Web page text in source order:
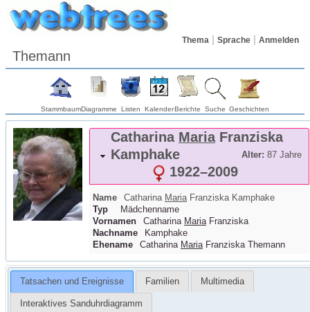
Thema Sprache Anmelden
Themann
StammbaumDiagramme Listen KalenderBerichte Suche Geschichten
Catharina MariaFranziska
Kamphake
Alter: 87 Jahre
1922–2009
Name Catharina MariaFranziska Kamphake
Typ
Mädchenname
Vornamen
Catharina MariaFranziska
Nachname
Kamphake
Ehename
Catharina MariaFranziska Themann
Tatsachen und Ereignisse Familien Multimedia
Interaktives Sanduhrdiagramm